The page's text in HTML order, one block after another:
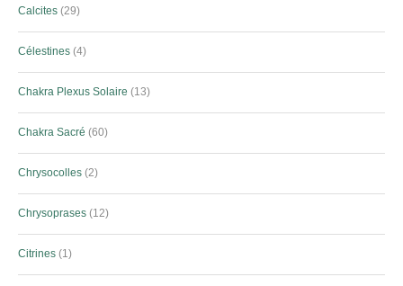
Calcites 29
Célestines 4
Chakra Plexus Solaire 13
Chakra Sacré 60
Chrysocolles 2
Chrysoprases 12
Citrines 1